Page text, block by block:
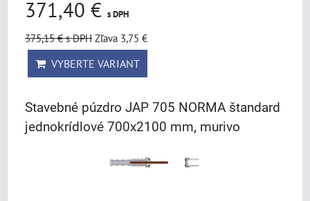
371,40 € s DPH
375,15 €s DPH Zľava 3,75 €
VYBERTE VARIANT
Stavebné púzdro JAP 705 NORMA štandard
jednokrídlové 700x2100 mm, murivo